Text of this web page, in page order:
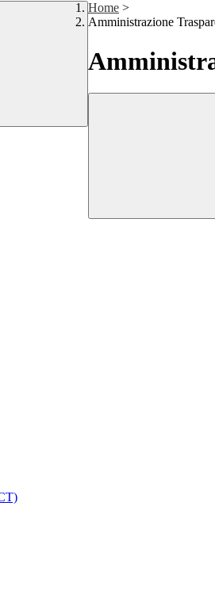
Home >
Amministrazione